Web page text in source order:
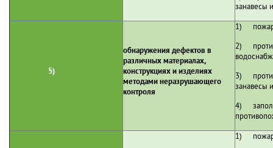
занавесы
5)
обнаружения дефектов в
различных материалах,
конструкциях и изделиях
методами неразрушающего
контроля
1)
2)
3)
занавесы
4)
1)